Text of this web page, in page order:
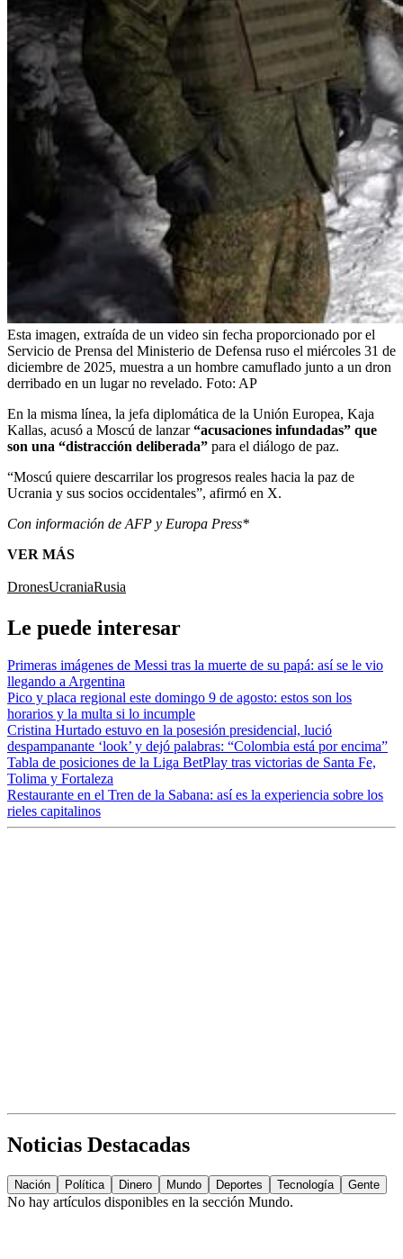
Esta imagen, extraída de un video sin fecha proporcionado por el
Servicio de Prensa del Ministerio de Defensa ruso el miércoles 31 de
diciembre de 2025, muestra a un hombre camuflado junto a un dron
derribado en un lugar no revelado. Foto: AP
En la misma línea, la jefa diplomática de la Unión Europea, Kaja
Kallas, acusó a Moscú de lanzar“acusaciones infundadas” que
son una “distracción deliberada” para el diálogo de paz.
“Moscú quiere descarrilar los progresos reales hacia la paz de
Ucrania y sus socios occidentales”, afirmó en X.
Con información de AFP y Europa Press*
VER MÁS
DronesUcraniaRusia
Le puede interesar
Primeras imágenes de Messi tras la muerte de su papá: así se le vio
llegando a Argentina
Pico y placa regional este domingo 9 de agosto: estos son los
horarios y la multa si lo incumple
Cristina Hurtado estuvo en la posesión presidencial, lució
despampanante ‘look’ y dejó palabras: “Colombia está por encima”
Tabla de posiciones de la Liga BetPlay tras victorias de Santa Fe,
Tolima y Fortaleza
Restaurante en el Tren de la Sabana: así es la experiencia sobre los
rieles capitalinos
Noticias Destacadas
Nación Política Dinero Mundo Deportes Tecnología Gente
No hay artículos disponibles en la sección Mundo.